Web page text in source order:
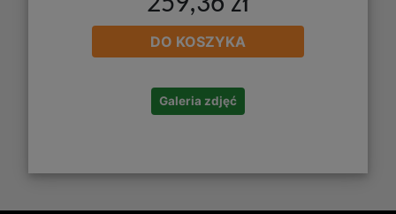
DO KOSZYKA
Galeria zdjęć